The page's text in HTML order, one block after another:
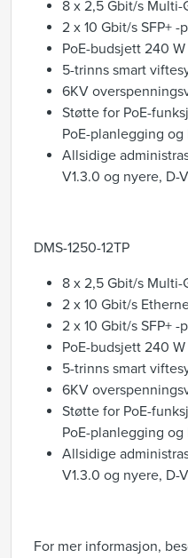
8 x 2,5 Gbit/s Multi-
2 x 10 Gbit/s SFP+ -
PoE-budsjett 240 W
5-trinns smart
6KV
Støtte for PoE-
PoE-planlegging og
Allsidige
V1.3.0 og nyere, D-
DMS-1250-12TP
8 x 2,5 Gbit/s Multi-
2 x 10 Gbit/s
2 x 10 Gbit/s SFP+ -
PoE-budsjett 240 W
5-trinns smart
6KV
Støtte for PoE-
PoE-planlegging og
Allsidige
V1.3.0 og nyere, D-
For mer informasjon,